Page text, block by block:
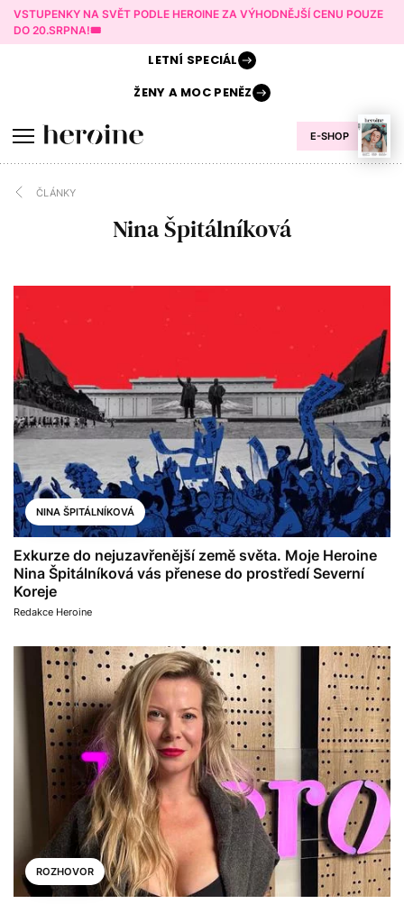
VSTUPENKY NA SVĚT PODLE HEROINE ZA VÝHODNĚJŠÍ CENU POUZE
DO 20.SRPNA!🎟️
E-SHOP
LETNÍ SPECIÁL
ŽENY AMOC PENĚZ
ČLÁNKY
Nina Špitálníková
NINA ŠPITÁLNÍKOVÁ
Exkurze do nejuzavřenější země světa. Moje Heroine
Nina Špitálníková vás přenese do prostředí Severní
Koreje
Redakce Heroine
ROZHOVOR